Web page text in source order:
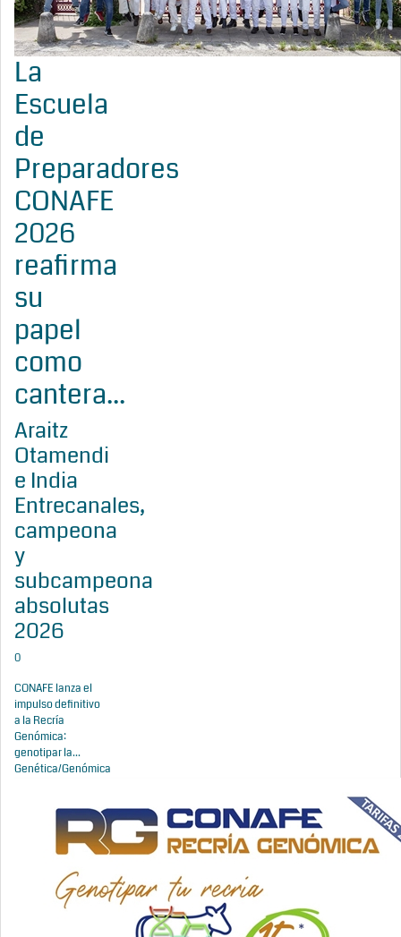
La
Escuela
de
Preparadores
CONAFE
2026
reafirma
su
papel
como
cantera...
Araitz
Otamendi
e India
Entrecanales,
campeona
y
subcampeona
absolutas
2026
0
CONAFE lanza el
impulso definitivo
a la Recría
Genómica:
genotipar la...
Genética/Genómica